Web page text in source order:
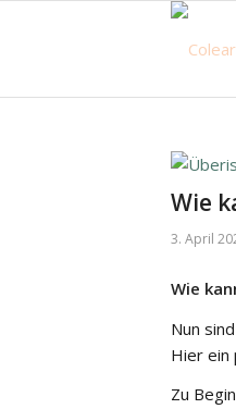
Wie
3. April
Wie
Nun
Hier ein
Zu